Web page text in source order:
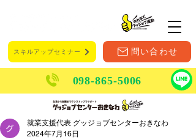
スキルアップセミナー 問い合わせ
098-865-5006
就業支援代表 グッジョブセンターおきなわ
2024年7月16日